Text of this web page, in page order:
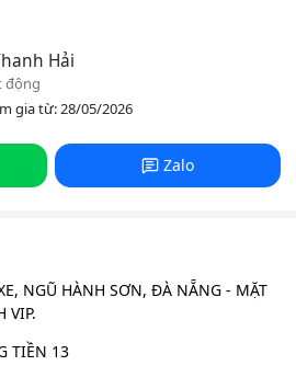
Hải
động
gia từ: 28/05/2026
Zalo
NGŨ HÀNH SƠN, ĐÀ NẴNG - MẶT
VIP.
TIỀN 13